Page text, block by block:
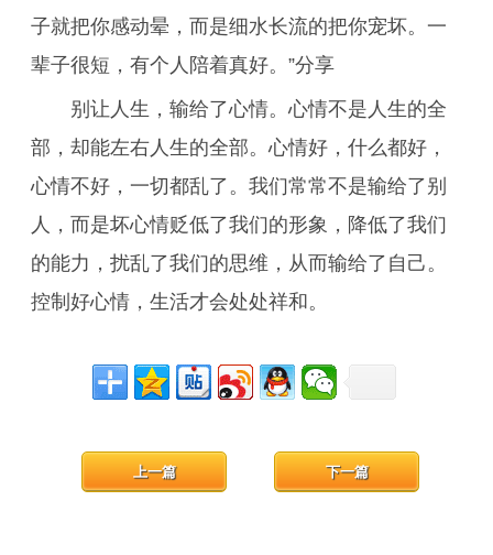
子就把你感动晕，而是细水长流的把你宠坏。一
辈子很短，有个人陪着真好。”分享
别让人生，输给了心情。心情不是人生的全
部，却能左右人生的全部。心情好，什么都好，
心情不好，一切都乱了。我们常常不是输给了别
人，而是坏心情贬低了我们的形象，降低了我们
的能力，扰乱了我们的思维，从而输给了自己。
控制好心情，生活才会处处祥和。
下一篇
上一篇